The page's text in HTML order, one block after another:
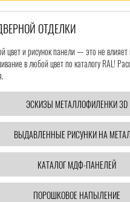
ОТДЕЛКИ
цвет и рисунок панели — это не влияет
в любой цвет по каталогу RAL!
ЭСКИЗЫ МЕТАЛЛОФИЛЕНКИ 3D
ВЫДАВЛЕННЫЕ РИСУНКИ НА
КАТАЛОГ МДФ-ПАНЕЛЕЙ
ПОРОШКОВОЕ НАПЫЛЕНИЕ